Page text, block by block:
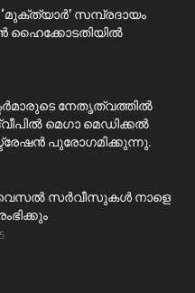
‘മുക്ത്യാർ’ സമ്പ്രദായം
ഹൈക്കോടതിയിൽ
നേതൃത്വത്തിൽ
മെഗാ മെഡിക്കൽ
പുരോഗമിക്കുന്നു.
സർവീസുകൾ നാളെ